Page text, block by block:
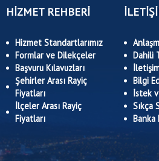
HİZMET REHBERİ
Hizmet Standartlarımız
Formlar ve Dilekçeler
Başvuru Kılavuzları
Şehirler Arası Rayiç
Fiyatları
İlçeler Arası Rayiç
Fiyatları
Dahili
Bilgi
İstek
Sıkça
Banka